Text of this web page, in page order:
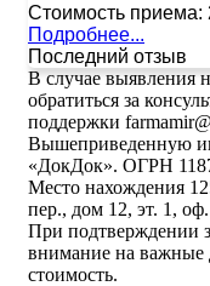
Стоимость приема:
Подробнее...
Последний отзыв
В случае выявления
обратиться за
поддержки
Вышеприведенную
«ДокДок». ОГРН
Место нахождения
пер., дом 12, эт. 1,
При
внимание на важные
стоимость.